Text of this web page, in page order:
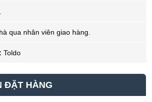
qua nhân viên giao hàng.
Toldo
ĐẶT HÀNG